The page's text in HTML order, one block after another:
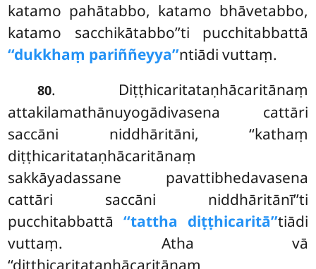
katamo pahātabbo, katamo bhāvetabbo,
katamo sacchikātabbo’’ti pucchitabbattā
‘‘dukkhaṃ pariññeyya’’ntiādi vuttaṃ.
80. Diṭṭhicaritataṇhācaritānaṃ
attakilamathānuyogādivasena cattāri
saccāni niddhāritāni, ‘‘kathaṃ
diṭṭhicaritataṇhācaritānaṃ
sakkāyadassane pavattibhedavasena
cattāri saccāni niddhāritānī’’ti
pucchitabbattā ‘‘tattha diṭṭhicaritā’’tiādi
vuttaṃ. Atha vā
‘‘diṭṭhicaritataṇhācaritānaṃ